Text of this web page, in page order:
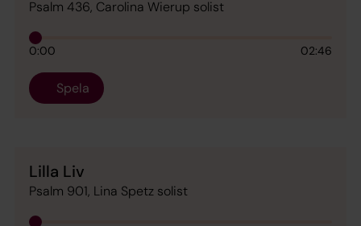
Psalm 436, Carolina Wierup solist
0:00 02:46
Spela
Lilla Liv
Psalm 901, Lina Spetz solist